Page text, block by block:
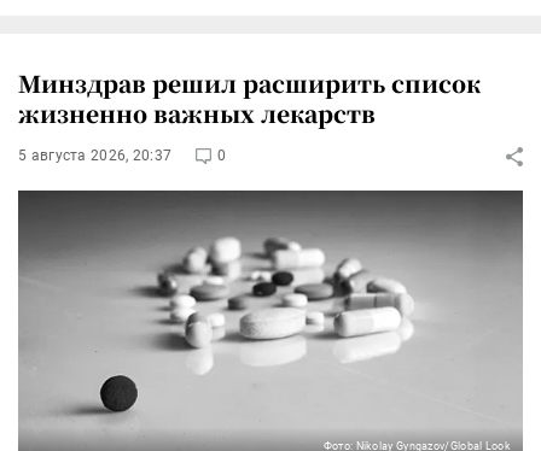
Минздрав решил расширить список
жизненно важных лекарств
5 августа 2026, 20:37 0
Фото: Nikolay Gyngazov/Global Look